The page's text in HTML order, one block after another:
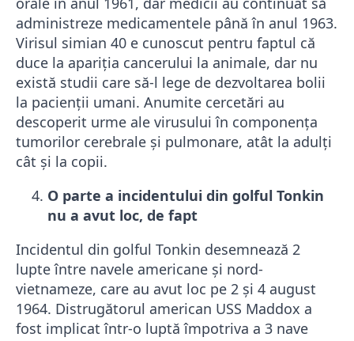
administreze medicamentele până în anul 1963.
Virisul simian 40 e cunoscut pentru faptul că
duce la apariţia cancerului la animale, dar nu
există studii care să-l lege de dezvoltarea bolii
la pacienţii umani. Anumite cercetări au
descoperit urme ale virusului în componenţa
tumorilor cerebrale şi pulmonare, atât la adulţi
cât şi la copii.
O parte a incidentului din golful Tonkin
nu a avut loc, de fapt
Incidentul din golful Tonkin desemnează 2
lupte între navele americane şi nord-
vietnameze, care au avut loc pe 2 și 4 august
1964. Distrugătorul american USS Maddox a
fost implicat într-o luptă împotriva a 3 nave